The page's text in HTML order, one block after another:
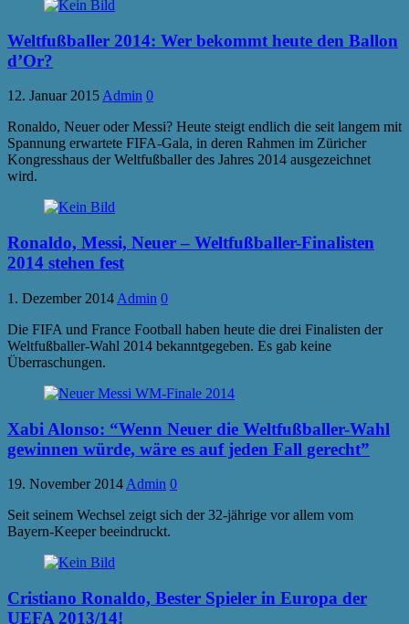
Weltfußballer 2014: Wer bekommt heute den Ballon
d’Or?
12. Januar 2015Admin 0
Ronaldo, Neuer oder Messi? Heute steigt endlich die seit langem mit
Spannung erwartete FIFA-Gala, in deren Rahmen im Züricher
Kongresshaus der Weltfußballer des Jahres 2014 ausgezeichnet
wird.
Ronaldo, Messi, Neuer – Weltfußballer-Finalisten
2014 stehen fest
1. Dezember 2014 Admin 0
Die FIFA und France Football haben heute die drei Finalisten der
Weltfußballer-Wahl 2014 bekanntgegeben. Es gab keine
Überraschungen.
Xabi Alonso: “Wenn Neuer die Weltfußballer-Wahl
gewinnen würde, wäre es auf jeden Fall gerecht”
19. November 2014 Admin 0
Seit seinem Wechsel zeigt sich der 32-jährige vor allem vom
Bayern-Keeper beeindruckt.
Cristiano Ronaldo, Bester Spieler in Europa der
UEFA 2013/14!